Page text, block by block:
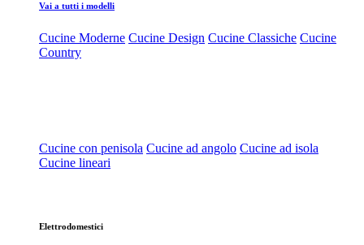
Vai a tutti i modelli
Cucine Moderne Cucine Design Cucine Classiche Cucine
Country
Cucine con penisola Cucine ad angolo Cucine ad isola
Cucine lineari
Elettrodomestici